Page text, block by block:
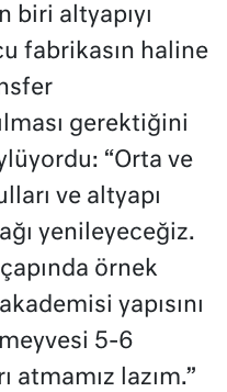
biri altyapıyı
fabrikasın haline
gerektiğini
“Orta ve
ve altyapı
yenileyeceğiz.
örnek
yapısını
5-6
atmamız lazım.”